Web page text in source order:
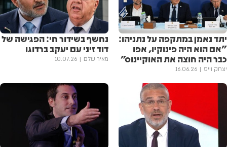
יתד נאמן במתקפה על נתניהו:
״אם הוא היה פינוקיו, אפו
כבר היה חוצה את האוקיינוס״
יצחק וייס 16.06.26
נחשף בשידור חי: הפגישה של
דוד זיני עם יעקב ברדוגו
מאיר שלם 10.07.26